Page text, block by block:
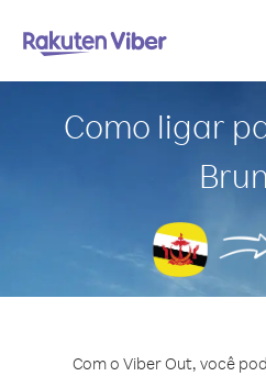
Como ligar
Com o Viber Out, você